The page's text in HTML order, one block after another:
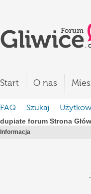
Start O nas
FAQ Szukaj
dupiate forum Strona
Informacja